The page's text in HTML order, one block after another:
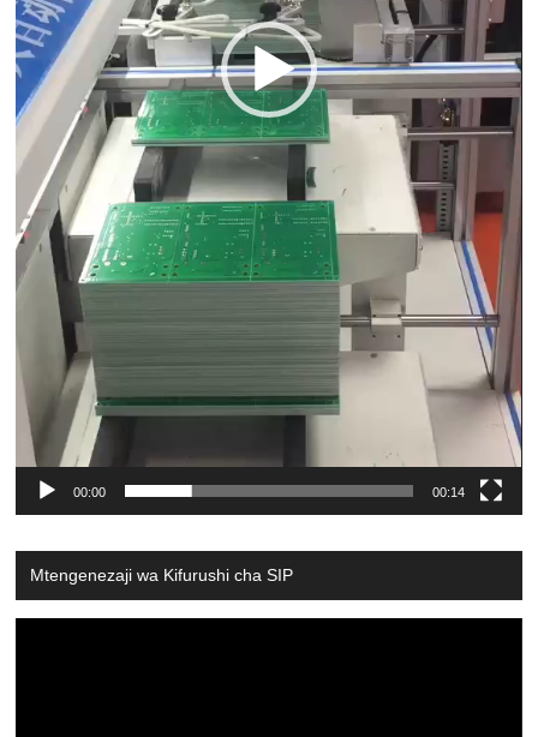
00:00 00:14
Mtengenezaji wa Kifurushi cha SIP